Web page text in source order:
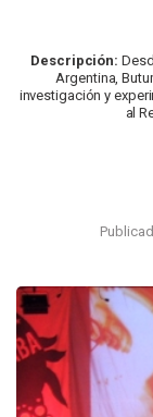
Descripción:
Argentina,
investigación y
al